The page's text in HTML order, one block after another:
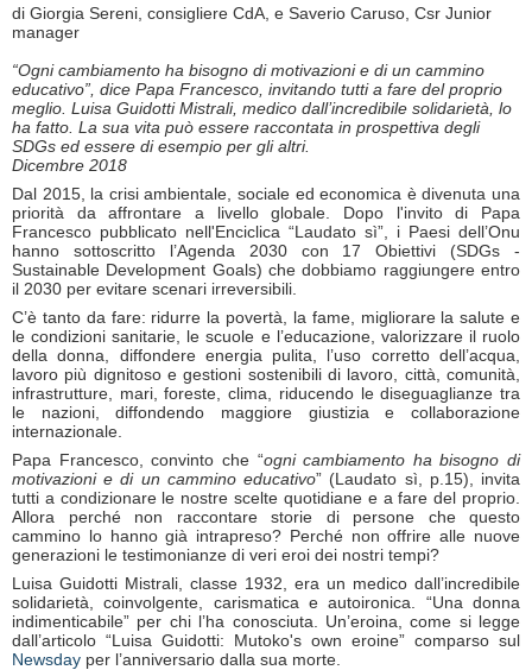
di Giorgia Sereni, consigliere CdA, e Saverio Caruso, Csr Junior
manager
“Ogni cambiamento ha bisogno di motivazioni e di un cammino
educativo”, dice Papa Francesco, invitando tutti a fare del proprio
meglio. Luisa Guidotti Mistrali, medico dall’incredibile solidarietà, lo
ha fatto. La sua vita può essere raccontata in prospettiva degli
SDGs ed essere di esempio per gli altri.
Dicembre 2018
Dal 2015, la crisi ambientale, sociale ed economica è divenuta una
priorità da affrontare a livello globale. Dopo l'invito di Papa
Francesco pubblicato nell'Enciclica “Laudato sì”, i Paesi dell’Onu
hanno sottoscritto l’Agenda 2030 con 17 Obiettivi (SDGs -
Sustainable Development Goals) che dobbiamo raggiungere entro
il 2030 per evitare scenari irreversibili.
C’è tanto da fare: ridurre la povertà, la fame, migliorare la salute e
le condizioni sanitarie, le scuole e l’educazione, valorizzare il ruolo
della donna, diffondere energia pulita, l’uso corretto dell’acqua,
lavoro più dignitoso e gestioni sostenibili di lavoro, città, comunità,
infrastrutture, mari, foreste, clima, riducendo le diseguaglianze tra
le nazioni, diffondendo maggiore giustizia e collaborazione
internazionale.
Papa Francesco, convinto che “ogni cambiamento ha bisogno di
motivazioni e di un cammino educativo” (Laudato sì, p.15), invita
tutti a condizionare le nostre scelte quotidiane e a fare del proprio.
Allora perché non raccontare storie di persone che questo
cammino lo hanno già intrapreso? Perché non offrire alle nuove
generazioni le testimonianze di veri eroi dei nostri tempi?
Luisa Guidotti Mistrali, classe 1932, era un medico dall’incredibile
solidarietà, coinvolgente, carismatica e autoironica. “Una donna
indimenticabile” per chi l’ha conosciuta. Un’eroina, come si legge
dall’articolo “Luisa Guidotti: Mutoko's own eroine” comparso sul
Newsday per l’anniversario dalla sua morte.